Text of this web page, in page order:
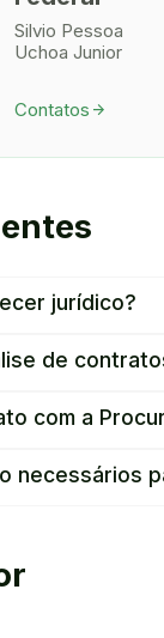
Silvio Pessoa
Uchoa Junior
Contatos arrow_forward
jurídico?
de
com a
necessários